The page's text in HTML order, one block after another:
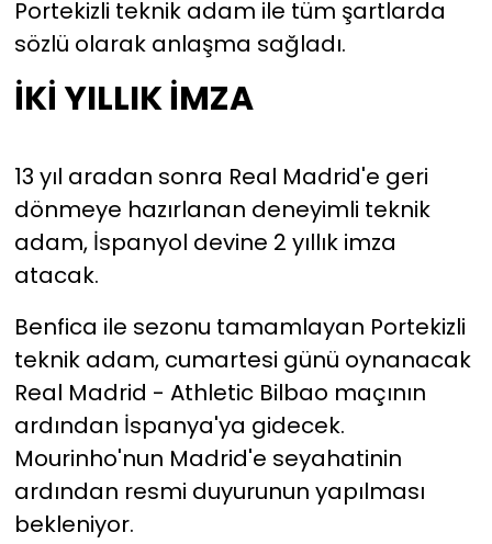
Portekizli teknik adam ile tüm şartlarda
sözlü olarak anlaşma sağladı.
İKİ YILLIK İMZA
13 yıl aradan sonra Real Madrid'e geri
dönmeye hazırlanan deneyimli teknik
adam, İspanyol devine 2 yıllık imza
atacak.
Benfica ile sezonu tamamlayan Portekizli
teknik adam, cumartesi günü oynanacak
Real Madrid - Athletic Bilbao maçının
ardından İspanya'ya gidecek.
Mourinho'nun Madrid'e seyahatinin
ardından resmi duyurunun yapılması
bekleniyor.